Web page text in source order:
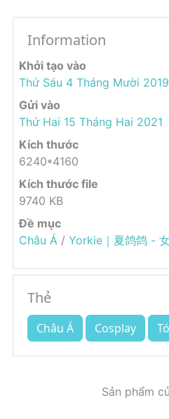
Information
Khởi tạo vào
Thứ Sáu 4 Tháng Mười 2019
Gửi vào
Thứ Hai 15 Tháng Hai 2021
Kích thước
6240*4160
Kích thước file
9740 KB
Đề mục
Châu Á / Yorkie｜夏鸽鸽 -
Thẻ
Châu Á Cosplay
Sản phẩm